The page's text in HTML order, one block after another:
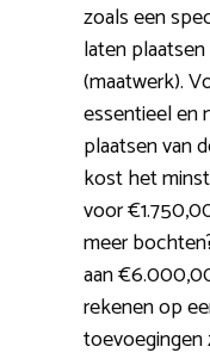
zoals een
laten
(maatwerk).
essentieel en
plaatsen van
kost het
voor
meer
aan
rekenen op
toevoegingen